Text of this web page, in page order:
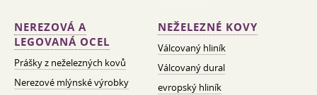
NEREZOVÁ A
LEGOVANÁ OCEL
Prášky z neželezných kovů
Nerezové mlýnské výrobky
NEŽELEZNÉ KOVY
Válcovaný hliník
Válcovaný dural
evropský hliník